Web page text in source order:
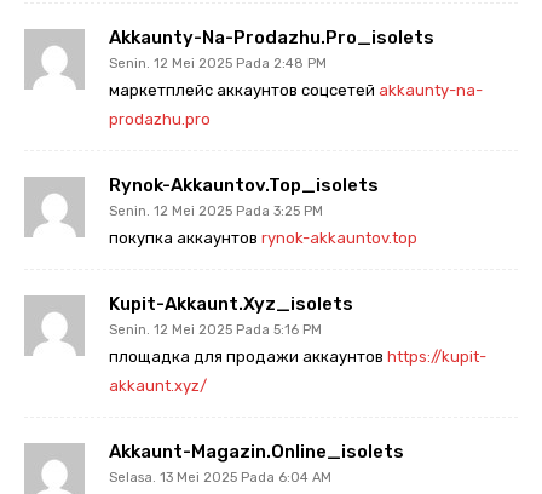
Akkaunty-Na-Prodazhu.pro_isolets
Senin. 12 Mei 2025 Pada 2:48 PM
маркетплейс аккаунтов соцсетей akkaunty-na-
prodazhu.pro
Rynok-Akkauntov.top_isolets
Senin. 12 Mei 2025 Pada 3:25 PM
покупка аккаунтов rynok-akkauntov.top
Kupit-Akkaunt.xyz_isolets
Senin. 12 Mei 2025 Pada 5:16 PM
площадка для продажи аккаунтов https://kupit-
akkaunt.xyz/
Akkaunt-Magazin.online_isolets
Selasa. 13 Mei 2025 Pada 6:04 AM